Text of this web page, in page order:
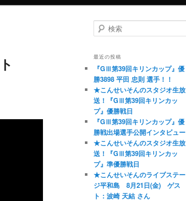
検索
最近の投稿
『GⅢ第39回キリンカップ』優
勝3898 平田 忠則 選手！！
★こんせいそんのスタジオ生放
送！『GⅢ第39回キリンカッ
プ』優勝戦日
『GⅢ第39回キリンカップ』優
勝戦出場選手公開インタビュー
★こんせいそんのスタジオ生放
送！『GⅢ第39回キリンカッ
プ』準優勝戦日
★こんせいそんのライブステー
ジ平和島 8月21日(金) ゲス
ト：波崎 天結 さん